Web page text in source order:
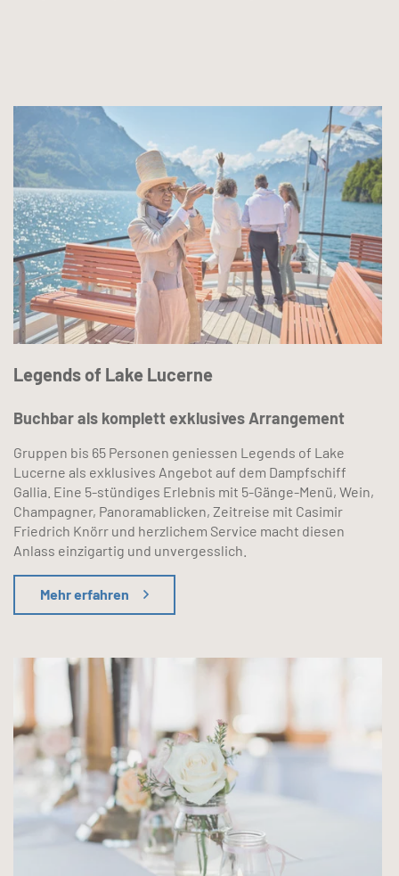
Legends of Lake Lucerne
Buchbar als komplett exklusives Arrangement
Gruppen bis 65 Personen geniessen Legends of Lake
Lucerne als exklusives Angebot auf dem Dampfschiff
Gallia. Eine 5-stündiges Erlebnis mit 5-Gänge-Menü, Wein,
Champagner, Panoramablicken, Zeitreise mit Casimir
Friedrich Knörr und herzlichem Service macht diesen
Anlass einzigartig und unvergesslich.
Mehr erfahren